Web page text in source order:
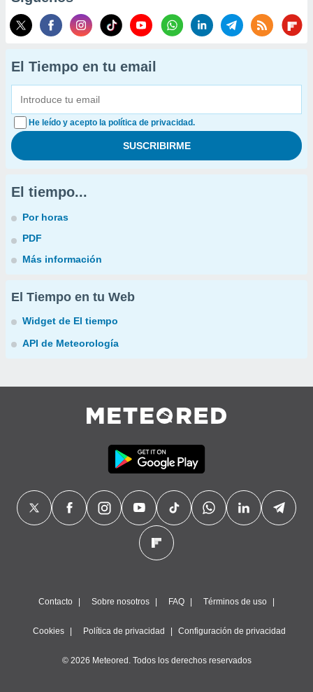
El Tiempo en tu email
He leído y acepto la política de privacidad.
El tiempo...
Por horas
PDF
Más información
El Tiempo en tu Web
Widget de El tiempo
API de Meteorología
Contacto Sobre nosotros FAQ Términos de uso
Cookies Política de privacidad Configuración de privacidad
© 2026 Meteored. Todos los derechos reservados